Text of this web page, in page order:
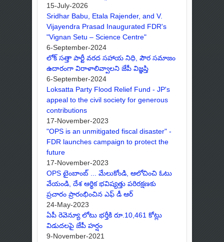
15-July-2026
Sridhar Babu, Etala Rajender, and V.
Vijayendra Prasad Inaugurated FDR's
"Vignan Setu – Science Centre"
6-September-2024
లోక్ సత్తా పార్టీ వరద సహాయ నిధి, పౌర సమాజం
ఉదారంగా విరాళాలివ్వాలని జేపీ విజ్ఞప్తి
6-September-2024
Loksatta Party Flood Relief Fund - JP's
appeal to the civil society for generous
contributions
17-November-2023
"OPS is an unmitigated fiscal disaster" -
FDR launches campaign to protect the
future
17-November-2023
OPS టైంబాంబ్ ... మేలుకోండి, ఆలోచించి ఓటు
వేయండి, దేశ ఆర్థిక భవిష్యత్తు పరిరక్షణకు
ప్రచారం ప్రారంభించిన ఎఫ్ డీ ఆర్
24-May-2023
ఏపీ రెవెన్యూ లోటు భర్తీకి రూ.10,461 కోట్లు
విడుదలపై జేపీ హర్షం
9-November-2021